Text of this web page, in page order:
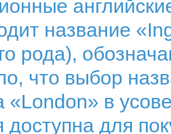
название
рода),
что выбор
«London» в
доступна для